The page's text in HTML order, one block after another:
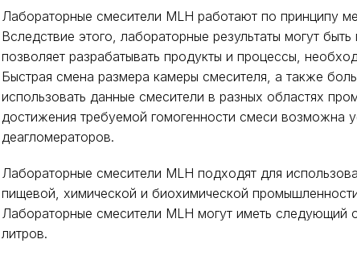
Лабораторные смесители MLH работают по принципу
Вследствие этого, лабораторные результаты могут
позволяет разрабатывать продукты и процессы,
Быстрая смена размера камеры смесителя, а также
использовать данные смесители в разных областях
достижения требуемой гомогенности смеси возможна
деагломераторов.
Лабораторные смесители MLH подходят для
пищевой, химической и биохимической
Лабораторные смесители MLH могут иметь следующий
литров.